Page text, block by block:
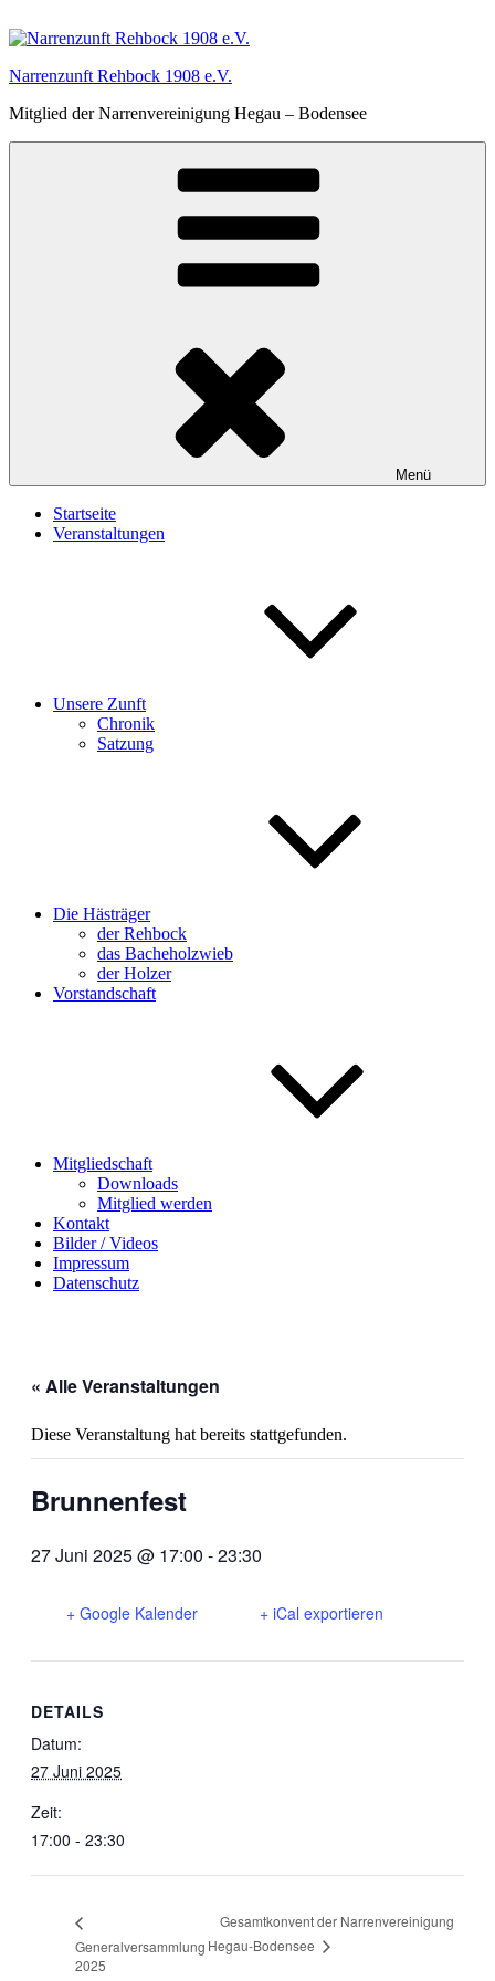
Inhalt
Narrenzunft Rehbock 1908 e.V.
Mitglied der Narrenvereinigung Hegau – Bodensee
Menü
Startseite
Veranstaltungen
Unsere Zunft
Chronik
Satzung
Die Hästräger
der Rehbock
das Bacheholzwieb
der Holzer
Vorstandschaft
Mitgliedschaft
Downloads
Mitglied werden
Kontakt
Bilder / Videos
Impressum
Datenschutz
« Alle Veranstaltungen
Diese Veranstaltung hat bereits stattgefunden.
Brunnenfest
27 Juni 2025 @ 17:00 -23:30
+ Google Kalender + iCal exportieren
DETAILS
Datum:
27 Juni 2025
Zeit:
17:00 - 23:30
Generalversammlung
2025
Gesamtkonvent der Narrenvereinigung
Hegau-Bodensee